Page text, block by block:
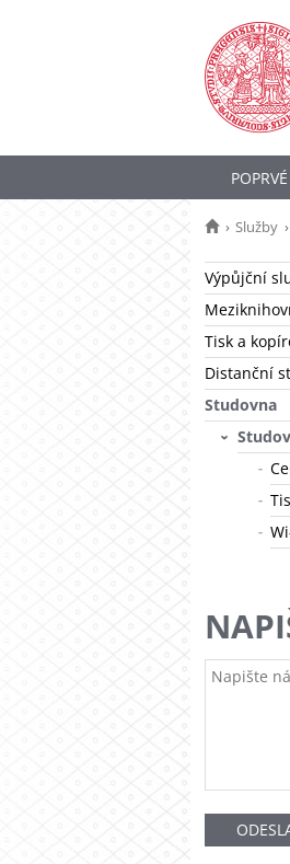
Služby
Výpůjční
Tisk a
Distanční
Studovna